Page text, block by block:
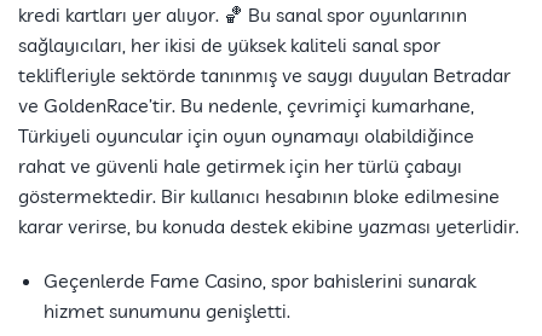
kredi kartları yer alıyor. 🏀 Bu sanal spor oyunlarının
sağlayıcıları, her ikisi de yüksek kaliteli sanal spor
teklifleriyle sektörde tanınmış ve saygı duyulan Betradar
ve GoldenRace’tir. Bu nedenle, çevrimiçi kumarhane,
Türkiyeli oyuncular için oyun oynamayı olabildiğince
rahat ve güvenli hale getirmek için her türlü çabayı
göstermektedir. Bir kullanıcı hesabının bloke edilmesine
karar verirse, bu konuda destek ekibine yazması yeterlidir.
Geçenlerde Fame Casino, spor bahislerini sunarak
hizmet sunumunu genişletti.